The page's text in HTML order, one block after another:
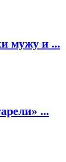
мужу и ...
...